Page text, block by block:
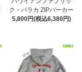
ク・パラカ ZIPパーカー
5,800円(税込6,380円)